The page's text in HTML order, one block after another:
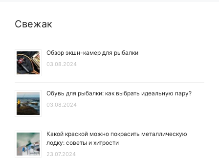
Свежак
Обзор экшн-камер для рыбалки
03.08.2024
Обувь для рыбалки: как выбрать идеальную пару?
03.08.2024
Какой краской можно покрасить металлическую
лодку: советы и хитрости
23.07.2024